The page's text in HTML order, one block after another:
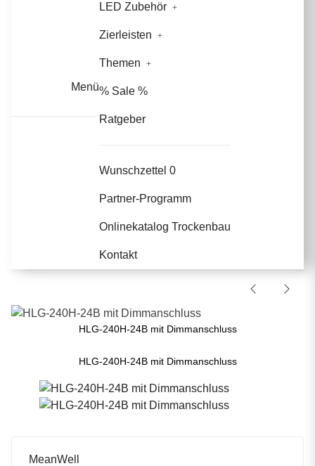
Menü
LED Zubehör
Zierleisten
Themen
% Sale %
Ratgeber
Wunschzettel 0
Partner-Programm
Onlinekatalog Trockenbau
Kontakt
MeanWell
HLG-240H-24B mit Dimmanschluss
HLG-240H-24B mit Dimmanschluss